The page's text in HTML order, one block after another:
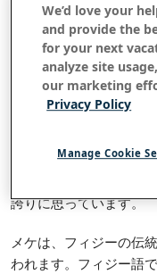
すべてのストーリ
フィジーの
フィジーには生命力が
ェイ・アイランドとア
誇りに思っています。
メケは、フィジーの伝
われます。フィジー語
We’d love your
and provide the
for your next
analyze site
our marketing
Privacy Policy
Manage Cookie